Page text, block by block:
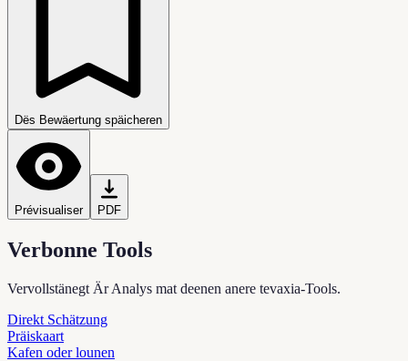
Dës Bewäertung späicheren
Prévisualiser PDF
Verbonne Tools
Vervollstänegt Är Analys mat deenen anere tevaxia-Tools.
Direkt Schätzung
Präiskaart
Kafen oder lounen